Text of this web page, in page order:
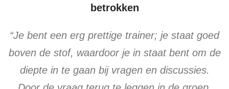
betrokken
“Je bent een erg prettige trainer; je staat goed
boven de stof, waardoor je in staat bent om de
diepte in te gaan bij vragen en discussies.